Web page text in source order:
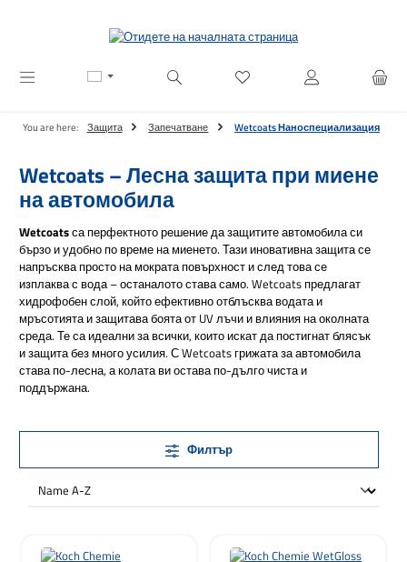
Имате 0 артикули от
You are here: Защита Запечатване Wetcoats Наноспециализация
Wetcoats – Лесна защита при миене
на автомобила
Wetcoatsса перфектното решение да защитите автомобила си
бързо и удобно по време на миенето. Тази иновативна защита се
напръсква просто на мократа повърхност и след това се
изплаква с вода – останалото става само. Wetcoats предлагат
хидрофобен слой, който ефективно отблъсква водата и
мръсотията и защитава боята от UV лъчи и влияния на околната
среда. Те са идеални за всички, които искат да постигнат блясък
и защита без много усилия. С Wetcoats грижата за автомобила
става по-лесна, а колата ви остава по-дълго чиста и
поддържана.
Филтър